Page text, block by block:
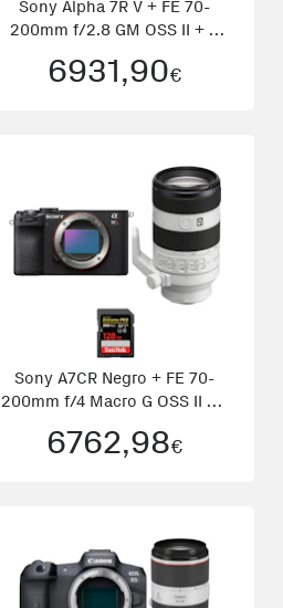
Sony Alpha 7R V + FE 70-
200mm f/2.8 GM OSS II + 3
6931,90€
Sony A7CR Negro + FE 70-
200mm f/4 Macro G OSS II + 1
6762,98€